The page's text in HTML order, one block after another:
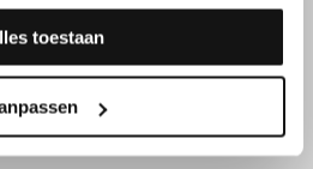
toestaan
vormt een
inzicht